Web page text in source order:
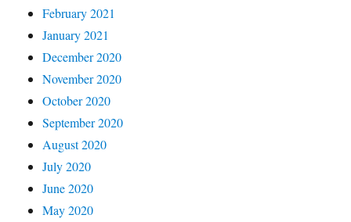
February 2021
January 2021
December 2020
November 2020
October 2020
September 2020
August 2020
July 2020
June 2020
May 2020